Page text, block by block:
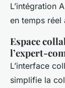
L’intégration
en temps réel
Espace
l’expert-
L’interface
simplifie la